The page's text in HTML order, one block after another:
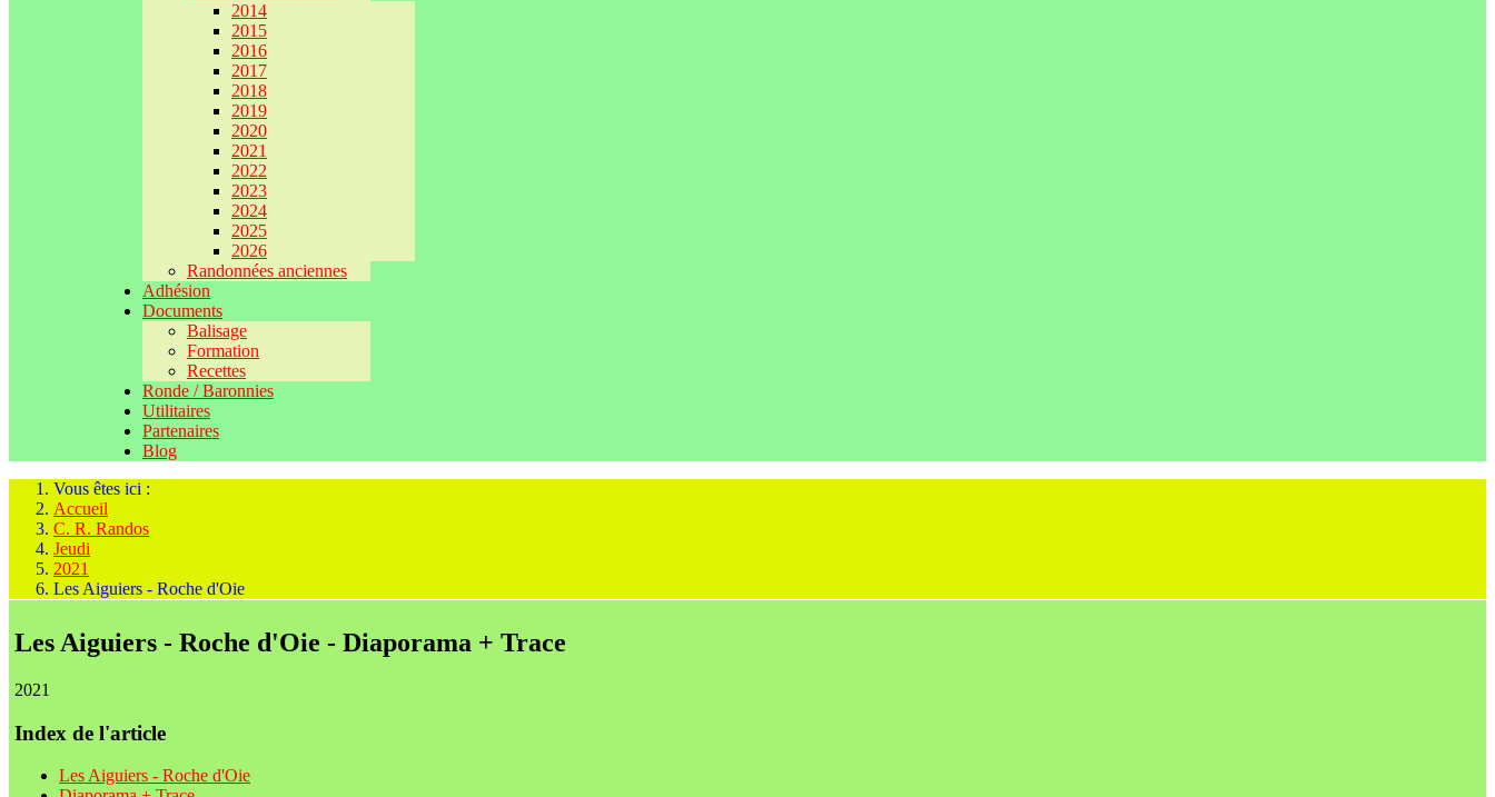
2014
2015
2016
2017
2018
2019
2020
2021
2022
2023
2024
2025
2026
Randonnées anciennes
Adhésion
Documents
Balisage
Formation
Recettes
Ronde / Baronnies
Utilitaires
Partenaires
Blog
Vous êtes ici :
Accueil
C. R. Randos
Jeudi
2021
Les Aiguiers - Roche d'Oie
Les Aiguiers - Roche d'Oie - Diaporama + Trace
2021
Index de l'article
Les Aiguiers - Roche d'Oie